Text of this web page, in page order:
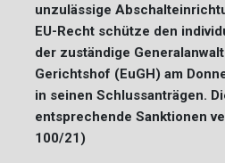
unzulässige
EU-Recht schütze den
der zuständige
Gerichtshof (EuGH) am
in seinen Schlussanträgen.
entsprechende Sanktionen
100/21)